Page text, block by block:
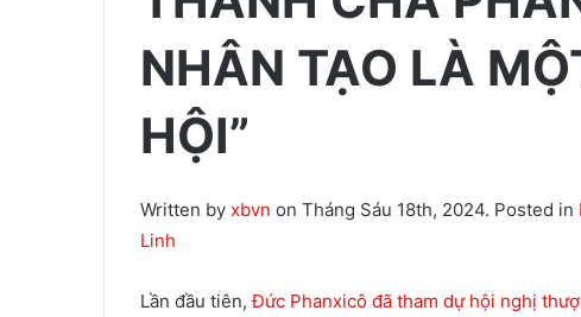
NHÂN TẠO LÀ
HỘI”
Written by xbvn on Tháng Sáu 18th, 2024. Posted in
Linh
Lần đầu tiên,Đức Phanxicô đã tham dự hội nghị